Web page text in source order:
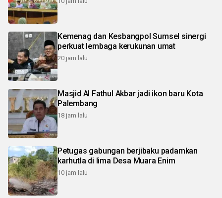
Kemenag dan Kesbangpol Sumsel sinergi
perkuat lembaga kerukunan umat
20 jam lalu
Masjid Al Fathul Akbar jadi ikon baru Kota
Palembang
18 jam lalu
Petugas gabungan berjibaku padamkan
karhutla di lima Desa Muara Enim
10 jam lalu